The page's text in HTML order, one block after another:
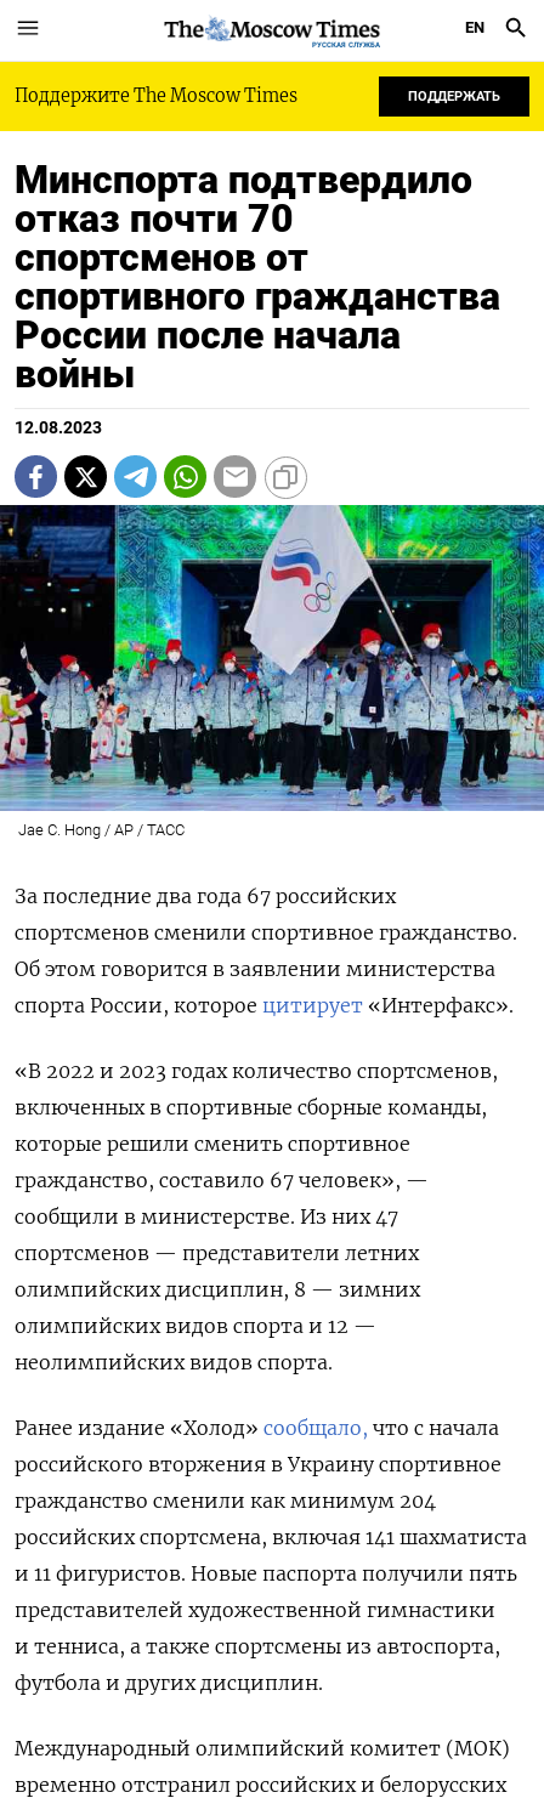
РУССКАЯ СЛУЖБА
EN
Поддержите The Moscow Times ПОДДЕРЖАТЬ
Минспорта подтвердило
отказ почти 70
спортсменов от
спортивного гражданства
России после начала
войны
12.08.2023
Jae C. Hong / AP / ТАСС
За последние два года 67 российских
спортсменов сменили спортивное гражданство.
Об этом говорится в заявлении министерства
спорта России, которое цитирует «Интерфакс».
«В 2022 и 2023 годах количество спортсменов,
включенных в спортивные сборные команды,
которые решили сменить спортивное
гражданство, составило 67 человек», —
сообщили в министерстве. Из них 47
спортсменов — представители летних
олимпийских дисциплин, 8 — зимних
олимпийских видов спорта и 12 —
неолимпийских видов спорта.
Ранее издание «Холод» сообщало, что с начала
российского вторжения в Украину спортивное
гражданство сменили как минимум 204
российских спортсмена, включая 141 шахматиста
и 11 фигуристов. Новые паспорта получили пять
представителей художественной гимнастики
и тенниса, а также спортсмены из автоспорта,
футбола и других дисциплин.
Международный олимпийский комитет (МОК)
временно отстранил российских и белорусских